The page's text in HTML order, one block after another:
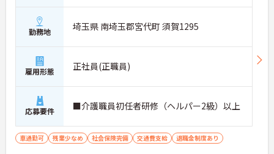
勤務地 埼玉県 南埼玉郡宮代町 須賀1295
雇用形態 正社員(正職員)
応募要件 ■介護職員初任者研修（ヘルパー2級）以上
車通勤可 残業少なめ 社会保険完備 交通費支給 退職金制度あり